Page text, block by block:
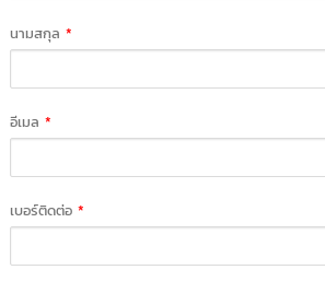
นามสกุล*
อีเมล*
เบอร์ติดต่อ*